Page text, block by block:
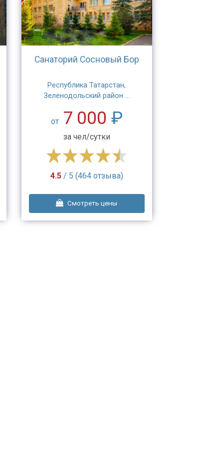
Санаторий Сосновый Бор
Республика Татарстан,
Зеленодольский район ...
от 7 000 ₽
за чел/сутки
Смотреть цены
4.5/ 5 (464 отзыва)